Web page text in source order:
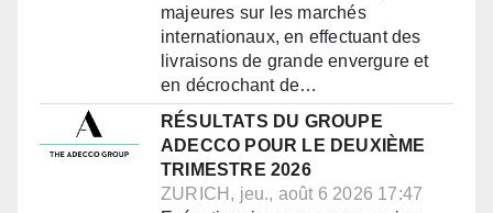
majeures sur les marchés
internationaux, en effectuant des
livraisons de grande envergure et
en décrochant de…
RÉSULTATS DU GROUPE
ADECCO POUR LE DEUXIÈME
TRIMESTRE 2026
ZURICH, jeu., août 6 2026 17:47